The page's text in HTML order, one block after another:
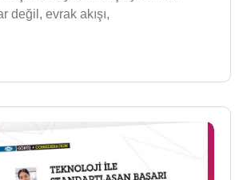
değil, evrak akışı,